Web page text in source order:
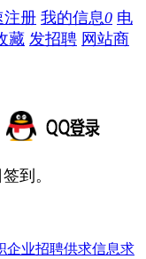
注册 我的信息0 电
藏 发招聘 网站商
到。
企业招聘供求信息求